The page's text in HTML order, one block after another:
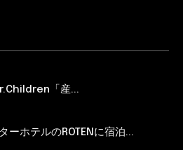
「産...
ーホテルのROTENに宿泊...